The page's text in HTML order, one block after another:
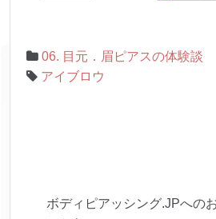
06. 目元．眉ピアスの体験談
アイブロウ
ボディピアッシング.JPへの